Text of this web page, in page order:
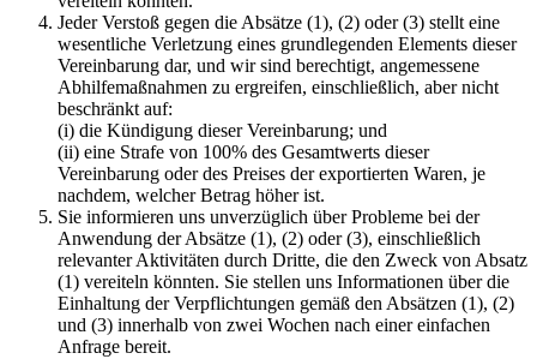
Jeder Verstoß gegen die Absätze (1), (2) oder (3) stellt eine
wesentliche Verletzung eines grundlegenden Elements dieser
Vereinbarung dar, und wir sind berechtigt, angemessene
Abhilfemaßnahmen zu ergreifen, einschließlich, aber nicht
beschränkt auf:
(i) die Kündigung dieser Vereinbarung; und
(ii) eine Strafe von 100% des Gesamtwerts dieser
Vereinbarung oder des Preises der exportierten Waren, je
nachdem, welcher Betrag höher ist.
Sie informieren uns unverzüglich über Probleme bei der
Anwendung der Absätze (1), (2) oder (3), einschließlich
relevanter Aktivitäten durch Dritte, die den Zweck von Absatz
(1) vereiteln könnten. Sie stellen uns Informationen über die
Einhaltung der Verpflichtungen gemäß den Absätzen (1), (2)
und (3) innerhalb von zwei Wochen nach einer einfachen
Anfrage bereit.